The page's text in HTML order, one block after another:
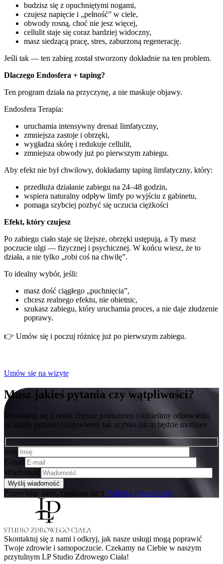
budzisz się z opuchniętymi nogami,
czujesz napięcie i „pełność” w ciele,
obwody rosną, choć nie jesz więcej,
cellulit staje się coraz bardziej widoczny,
masz siedzącą pracę, stres, zaburzoną regenerację.
Jeśli tak — ten zabieg został stworzony dokładnie na ten problem.
Dlaczego Endosfera + taping?
Ten program działa na przyczynę, a nie maskuje objawy.
Endosfera Terapia:
uruchamia intensywny drenaż limfatyczny,
zmniejsza zastoje i obrzęki,
wygładza skórę i redukuje cellulit,
zmniejsza obwody już po pierwszym zabiegu.
Aby efekt nie był chwilowy, dokładamy taping limfatyczny, który:
przedłuża działanie zabiegu na 24–48 godzin,
wspiera naturalny odpływ limfy po wyjściu z gabinetu,
pomaga szybciej pozbyć się uczucia ciężkości
Efekt, który czujesz
Po zabiegu ciało staje się lżejsze, obrzęki ustępują, a Ty masz
poczucie ulgi — fizycznej i psychicznej. W końcu wiesz, że to
działa, a nie tylko „robi coś na chwilę”.
To idealny wybór, jeśli:
masz dość ciągłego „puchnięcia”,
chcesz realnego efektu, nie obietnic,
szukasz zabiegu, który uruchamia proces, a nie daje złudzenie
poprawy.
👉 Umów się i poczuj różnicę już po pierwszym zabiegu.
Umów się na wizytę
Masz jakieś pytania czy wątpliwości?
Skontaktuj się z nami, chętnie pomożemy i udzielimy odpowiedzi
na każde pytanie! Odpowiemy tak szybko jak to będzie możliwe
Imię
E-mail
Wiadomość
Przesyłając dane, zgadzasz się z Polityką prywatności
Skontaktuj się z nami i odkryj, jak nasze usługi mogą poprawić
Twoje zdrowie i samopoczucie. Czekamy na Ciebie w naszym
przytulnym LP Studio Zdrowego Ciała!